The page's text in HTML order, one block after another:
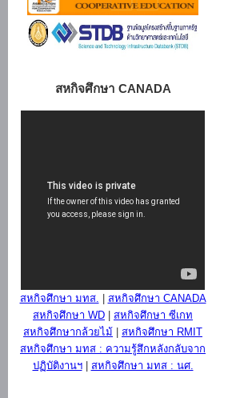
สหกิจศึกษา CANADA
สหกิจศึกษา มทส.
สหกิจศึกษา CANADA
สหกิจศึกษา WD
สหกิจศึกษา ซีเกท
สหกิจศึกษากล้วยไม้
สหกิจศึกษา RMIT
สหกิจศึกษา มทส : ความรู้สึกหลังกลับจาก
ปฏิบัติงานฯ| สหกิจศึกษา มทส : นศ.